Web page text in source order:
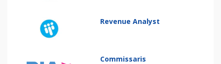
Revenue Analyst
Commissaris